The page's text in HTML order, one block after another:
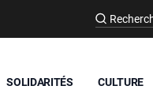
SOLIDARITÉS CULTURE